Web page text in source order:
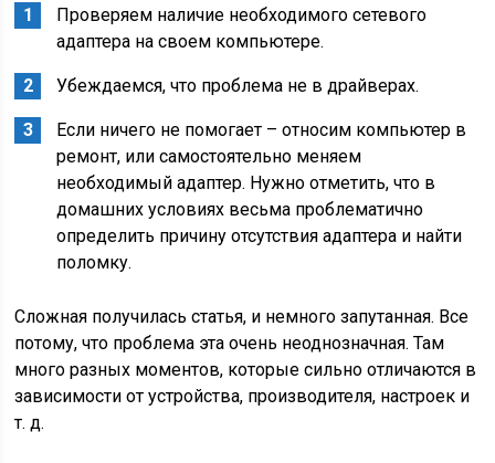
Проверяем наличие необходимого сетевого
адаптера на своем компьютере.
Убеждаемся, что проблема не в драйверах.
Если ничего не помогает – относим компьютер в
ремонт, или самостоятельно меняем
необходимый адаптер. Нужно отметить, что в
домашних условиях весьма проблематично
определить причину отсутствия адаптера и найти
поломку.
Сложная получилась статья, и немного запутанная. Все
потому, что проблема эта очень неоднозначная. Там
много разных моментов, которые сильно отличаются в
зависимости от устройства, производителя, настроек и
т. д.